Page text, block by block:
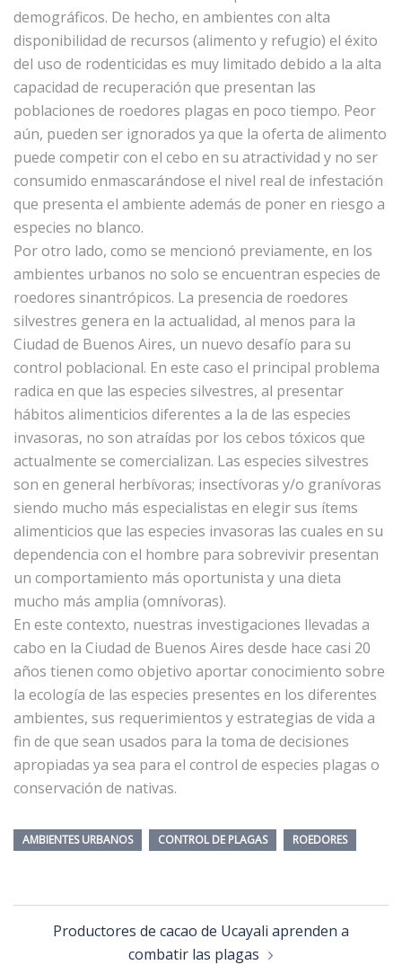
demográficos. De hecho, en ambientes con alta
disponibilidad de recursos (alimento y refugio) el éxito
del uso de rodenticidas es muy limitado debido a la alta
capacidad de recuperación que presentan las
poblaciones de roedores plagas en poco tiempo. Peor
aún, pueden ser ignorados ya que la oferta de alimento
puede competir con el cebo en su atractividad y no ser
consumido enmascarándose el nivel real de infestación
que presenta el ambiente además de poner en riesgo a
especies no blanco.
Por otro lado, como se mencionó previamente, en los
ambientes urbanos no solo se encuentran especies de
roedores sinantrópicos. La presencia de roedores
silvestres genera en la actualidad, al menos para la
Ciudad de Buenos Aires, un nuevo desafío para su
control poblacional. En este caso el principal problema
radica en que las especies silvestres, al presentar
hábitos alimenticios diferentes a la de las especies
invasoras, no son atraídas por los cebos tóxicos que
actualmente se comercializan. Las especies silvestres
son en general herbívoras; insectívoras y/o granívoras
siendo mucho más especialistas en elegir sus ítems
alimenticios que las especies invasoras las cuales en su
dependencia con el hombre para sobrevivir presentan
un comportamiento más oportunista y una dieta
mucho más amplia (omnívoras).
En este contexto, nuestras investigaciones llevadas a
cabo en la Ciudad de Buenos Aires desde hace casi 20
años tienen como objetivo aportar conocimiento sobre
la ecología de las especies presentes en los diferentes
ambientes, sus requerimientos y estrategias de vida a
fin de que sean usados para la toma de decisiones
apropiadas ya sea para el control de especies plagas o
conservación de nativas.
AMBIENTES URBANOS CONTROL DE PLAGAS ROEDORES
Productores de cacao de Ucayali aprenden a
combatir las plagas